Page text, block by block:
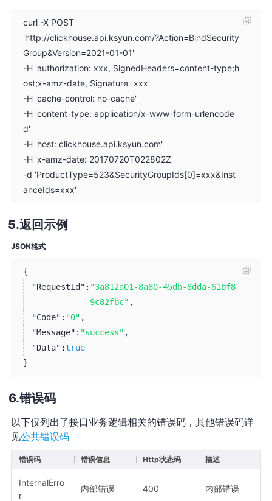
curl -X POST
'http://clickhouse.api.ksyun.com/?Action=BindSecurity
Group&Version=2021-01-01'
-H 'authorization: xxx, SignedHeaders=content-type;h
ost;x-amz-date, Signature=xxx'
-H 'cache-control: no-cache'
-H 'content-type: application/x-www-form-urlencode
d'
-H 'host: clickhouse.api.ksyun.com'
-H 'x-amz-date: 20170720T022802Z'
-d 'ProductType=523&SecurityGroupIds[0]=xxx&Inst
anceIds=xxx'
返回示例
JSON格式
{
"RequestId": "3a812a01-8a80-45db-8dda-61bf8
9c82fbc" ,
"Code": "0" ,
"Message": "success" ,
"Data":true
}
错误码
以下仅列出了接口业务逻辑相关的错误码，其他错误码详
见公共错误码
错误码 错误信息 Http状态码 描述
InternalErro
r
内部错误 400 内部错误